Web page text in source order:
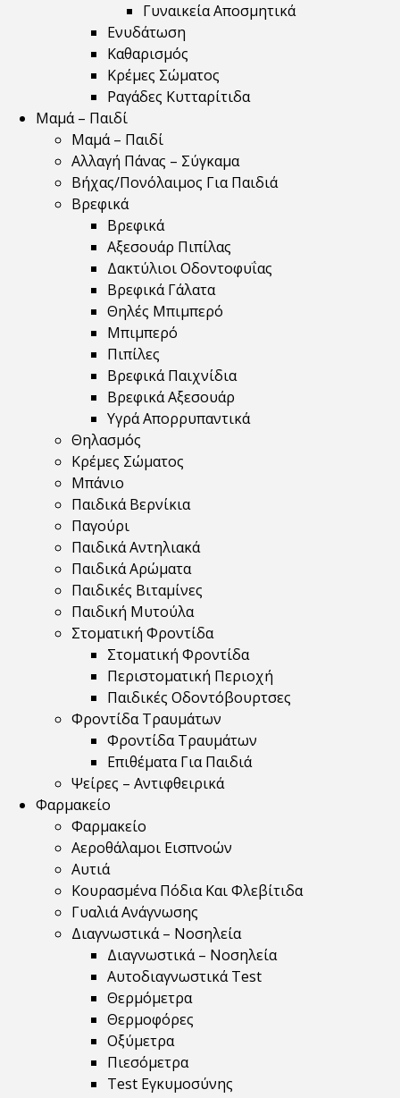
Γυναικεία Αποσμητικά
Ενυδάτωση
Καθαρισμός
Κρέμες Σώματος
Ραγάδες Κυτταρίτιδα
Μαμά – Παιδί
Μαμά – Παιδί
Αλλαγή Πάνας – Σύγκαμα
Βήχας/Πονόλαιμος Για Παιδιά
Βρεφικά
Βρεφικά
Αξεσουάρ Πιπίλας
Δακτύλιοι Οδοντοφυΐας
Βρεφικά Γάλατα
Θηλές Μπιμπερό
Μπιμπερό
Πιπίλες
Βρεφικά Παιχνίδια
Βρεφικά Αξεσουάρ
Υγρά Απορρυπαντικά
Θηλασμός
Κρέμες Σώματος
Μπάνιο
Παιδικά Βερνίκια
Παγούρι
Παιδικά Αντηλιακά
Παιδικά Αρώματα
Παιδικές Βιταμίνες
Παιδική Μυτούλα
Στοματική Φροντίδα
Στοματική Φροντίδα
Περιστοματική Περιοχή
Παιδικές Οδοντόβουρτσες
Φροντίδα Τραυμάτων
Φροντίδα Τραυμάτων
Επιθέματα Για Παιδιά
Ψείρες – Αντιφθειρικά
Φαρμακείο
Φαρμακείο
Αεροθάλαμοι Εισπνοών
Αυτιά
Κουρασμένα Πόδια Και Φλεβίτιδα
Γυαλιά Ανάγνωσης
Διαγνωστικά – Νοσηλεία
Διαγνωστικά – Νοσηλεία
Αυτοδιαγνωστικά Test
Θερμόμετρα
Θερμοφόρες
Οξύμετρα
Πιεσόμετρα
Test Εγκυμοσύνης